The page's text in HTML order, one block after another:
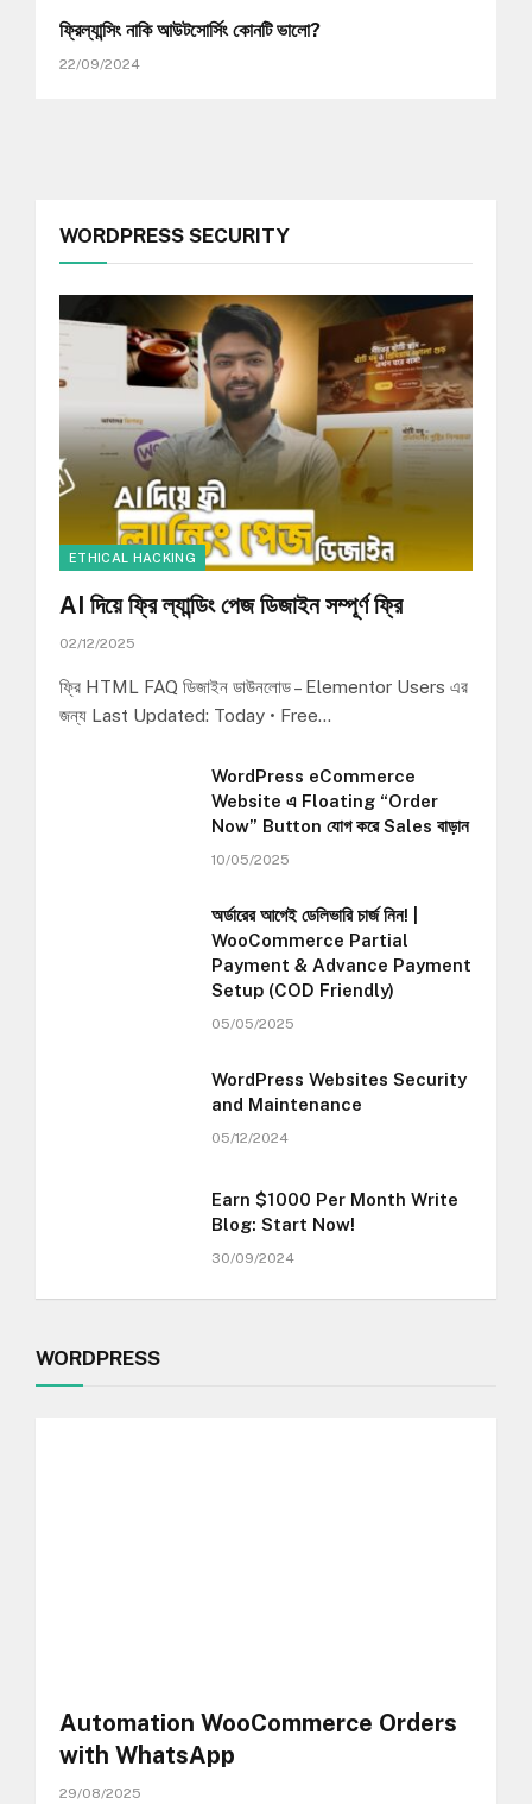
ফ্রিল্যান্সিং নাকি আউটসোর্সিং কোনটি ভালো?
22/09/2024
WORDPRESS SECURITY
ETHICAL HACKING
AI দিয়ে ফ্রি ল্যান্ডিং পেজ ডিজাইন সম্পূর্ণ ফ্রি
02/12/2025
ফ্রি HTML FAQ ডিজাইন ডাউনলোড – Elementor Users এর
জন্য Last Updated: Today • Free…
WordPress eCommerce
Website এ Floating “Order
Now” Button যোগ করে Sales বাড়ান
10/05/2025
অর্ডারের আগেই ডেলিভারি চার্জ নিন! |
WooCommerce Partial
Payment & Advance Payment
Setup (COD Friendly)
05/05/2025
WordPress Websites Security
and Maintenance
05/12/2024
Earn $1000 Per Month Write
Blog: Start Now!
30/09/2024
WORDPRESS
Automation WooCommerce Orders
with WhatsApp
29/08/2025